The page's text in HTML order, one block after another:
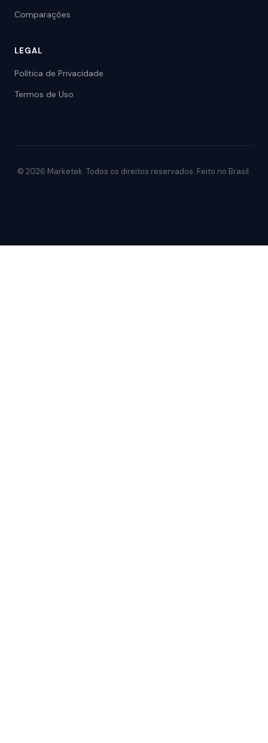
Comparações
LEGAL
Política de Privacidade
Termos de Uso
© 2026 Marketek. Todos os direitos reservados. Feito no Brasil.